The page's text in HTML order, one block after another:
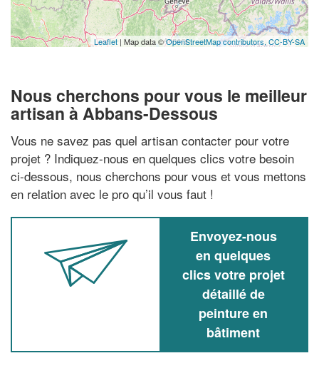
Leaflet | Map data ©OpenStreetMap contributors, CC-BY-SA
Nous cherchons pour vous le meilleur
artisan à Abbans-Dessous
Vous ne savez pas quel artisan contacter pour votre
projet ? Indiquez-nous en quelques clics votre besoin
ci-dessous, nous cherchons pour vous et vous mettons
en relation avec le pro qu’il vous faut !
Envoyez-nous
en quelques
clics votre projet
détaillé de
peinture en
bâtiment